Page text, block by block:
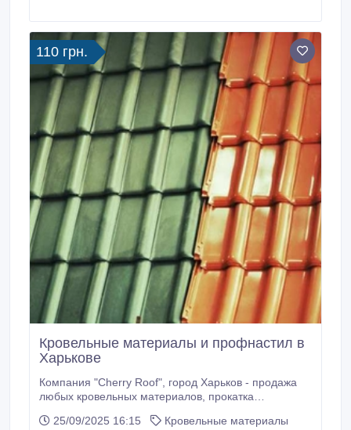
110 грн.
Кровельные материалы и профнастил в
Харькове
Компания "Cherry Roof", город Харьков - продажа
любых кровельных материалов, прокатка
заказу, разные цвета, толщина металла, высота и
25/09/2025 16:15
Кровельные материалы